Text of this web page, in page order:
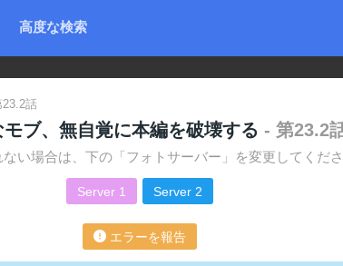
高度な検索
23.2話
ブ、無自覚に本編を破壊する - 第23.2
い場合は、下の「フォトサーバー」を変更してくだ
Server 1 Server 2
エラーを報告